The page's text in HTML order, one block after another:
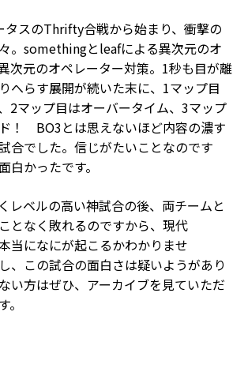
タスのThrifty合戦から始まり、衝撃の
。somethingとleafによる異次元のオ
次元のオペレーター対策。1秒も目が離
へらす展開が続いた末に、1マップ目
2マップ目はオーバータイム、3マップ
！ BO3とは思えないほど内容の濃す
合でした。信じがたいことなのです
白かったです。
レベルの高い神試合の後、両チームと
となく敗れるのですから、現代
当になにが起こるかわかりませ
、この試合の面白さは疑いようがあり
い方はぜひ、アーカイブを見ていただ